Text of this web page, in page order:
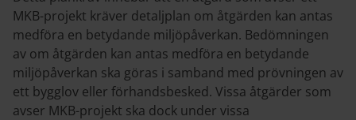
MKB-projekt kräver detaljplan om åtgärden kan antas
medföra en betydande miljöpåverkan. Bedömningen
av om åtgärden kan antas medföra en betydande
miljöpåverkan ska göras i samband med prövningen av
ett bygglov eller förhandsbesked. Vissa åtgärder som
avser MKB-projekt ska dock under vissa